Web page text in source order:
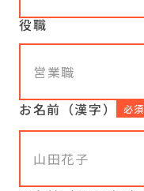
役職
お名前（漢字） 必須